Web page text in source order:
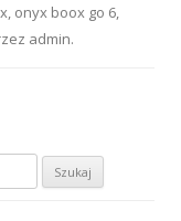
, onyx boox go 6,
admin.